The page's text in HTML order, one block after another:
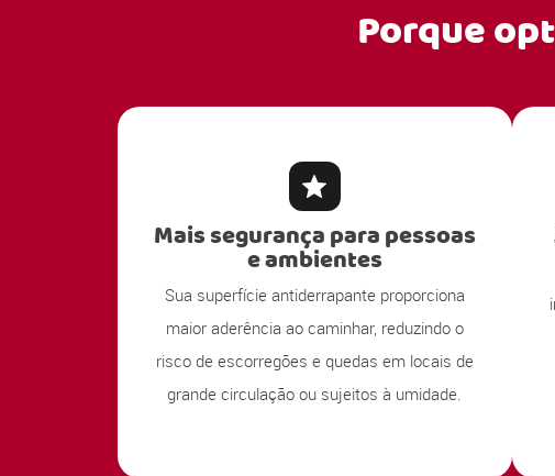
Porque
Mais segurança para pessoas
e ambientes
Sua superfície antiderrapante proporciona
maior aderência ao caminhar, reduzindo o
risco de escorregões e quedas em locais de
grande circulação ou sujeitos à umidade.